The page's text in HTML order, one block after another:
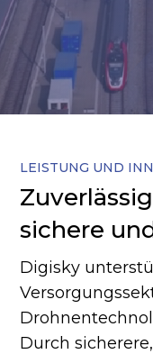
LEISTUNG UND
sichere
Digisky
Durch